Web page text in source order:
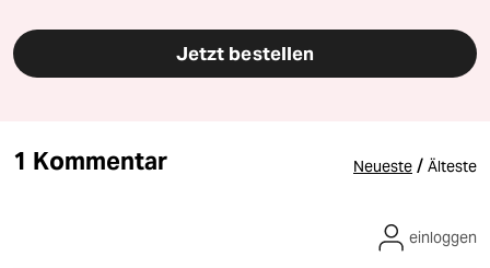
Jetzt bestellen
1 Kommentar Neueste / Älteste
einloggen